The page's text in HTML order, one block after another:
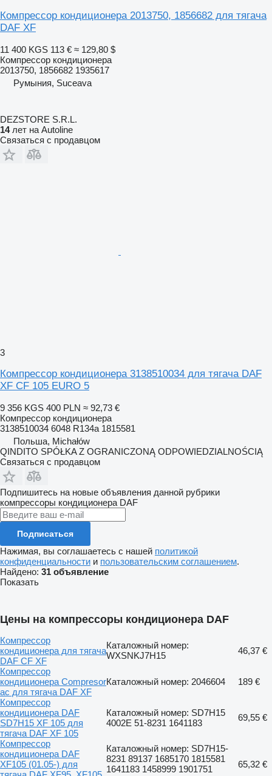
Компрессор кондиционера 2013750, 1856682 для тягача
DAF XF
11 400 KGS 113 € ≈ 129,80 $
Компрессор кондиционера
2013750, 1856682 1935617
Румыния, Suceava
DEZSTORE S.R.L.
14лет на Autoline
Связаться с продавцом
3
Компрессор кондиционера 3138510034 для тягача DAF
XF CF 105 EURO 5
9 356 KGS 400 PLN ≈ 92,73 €
Компрессор кондиционера
3138510034 6048 R134a 1815581
Польша, Michałów
QINDITO SPÓŁKA Z OGRANICZONĄ ODPOWIEDZIALNOŚCIĄ
Связаться с продавцом
Подпишитесь на новые объявления данной рубрики
компрессоры кондиционера DAF
Подписаться
Нажимая, вы соглашаетесь с нашей политикой
конфиденциальности и пользовательским соглашением.
Найдено: 31 объявление
Показать
Цены на компрессоры кондиционера DAF
Компрессор
кондиционера для тягача
DAF CF XF
Каталожный номер:
WXSNKJ7H15
46,37 €
Компрессор
кондиционера Compresor
ac для тягача DAF XF
Каталожный номер: 2046604
189 €
Компрессор
кондиционера DAF
SD7H15 XF 105 для
тягача DAF XF 105
Каталожный номер: SD7H15
4002E 51-8231 1641183
69,55 €
Компрессор
кондиционера DAF
XF105 (01.05-) для
Каталожный номер: SD7H15-
8231 89137 1685170 1815581
1641183 1458999 1901751
65,32 €